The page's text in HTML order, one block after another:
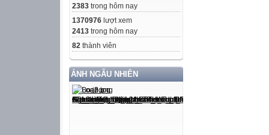
2383 trong hôm nay
1370976 lượt xem
2413 trong hôm nay
82 thành viên
ẢNH NGẪU NHIÊN